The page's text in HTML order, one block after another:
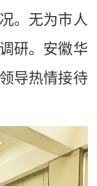
。无为市人
研。安徽华
导热情接待